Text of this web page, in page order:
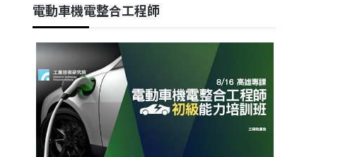
電動車機電整合工程師